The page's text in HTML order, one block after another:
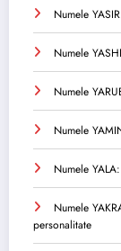
Numele
Numele
Numele
Numele
Numele
Numele
personalitate